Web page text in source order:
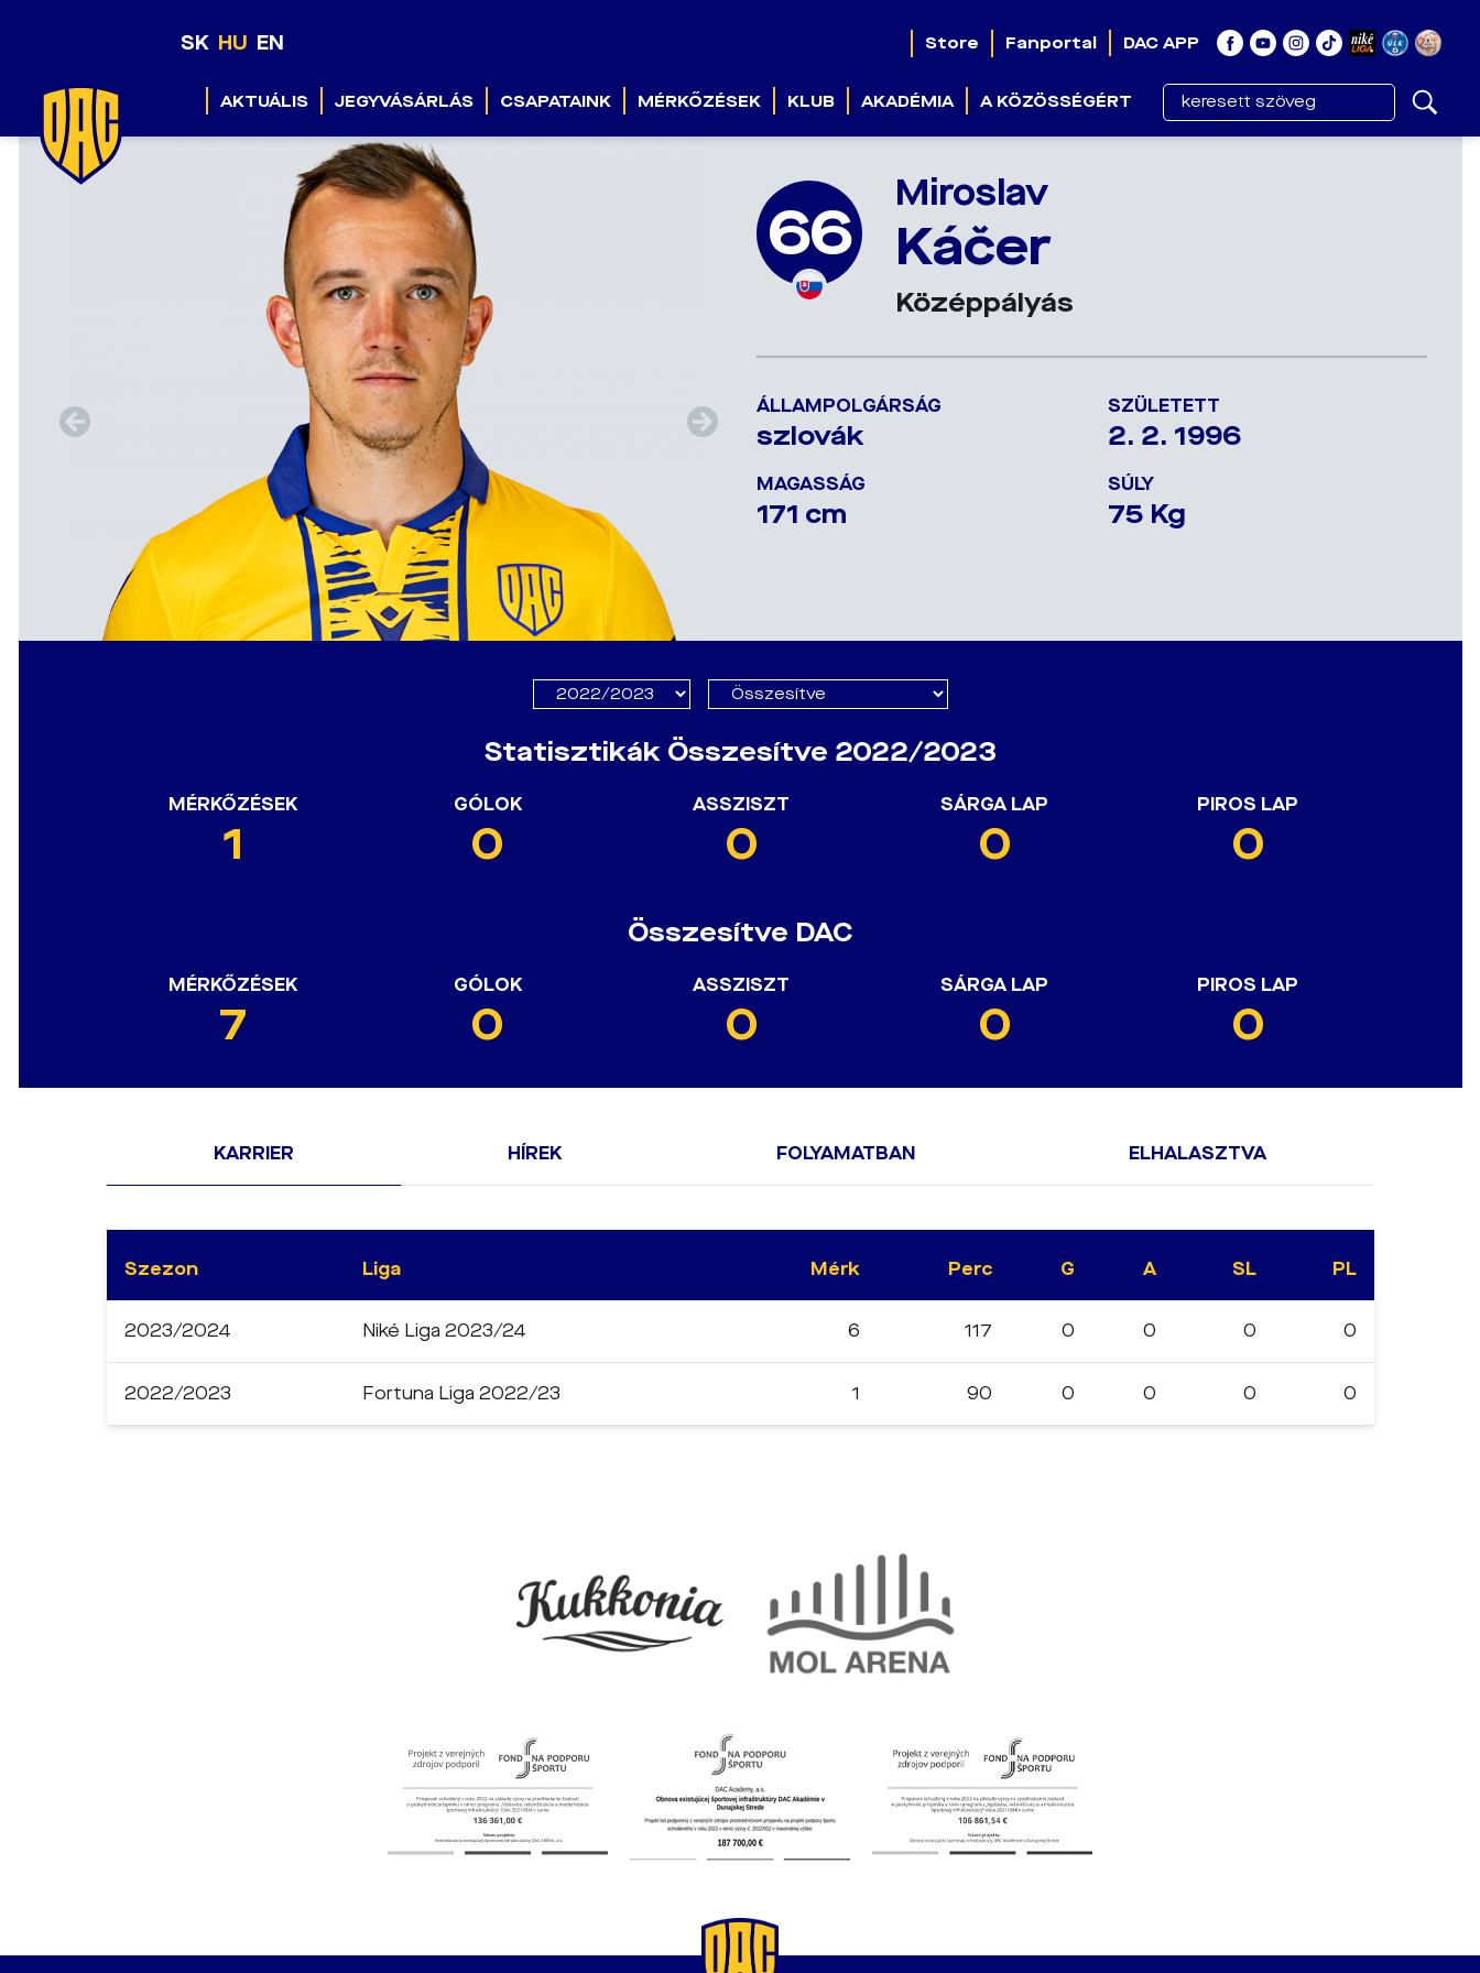
SK HU EN Store Fanportal DAC APP
AKTUÁLIS JEGYVÁSÁRLÁS CSAPATAINK MÉRKŐZÉSEK KLUB AKADÉMIA A KÖZÖSSÉGÉRT
66 Miroslav
Káčer
Középpályás
ÁLLAMPOLGÁRSÁG
szlovák
SZÜLETETT
2. 2. 1996
MAGASSÁG
171 cm
SÚLY
75 Kg
Statisztikák Összesítve 2022/2023
MÉRKŐZÉSEK
1
GÓLOK
0
ASSZISZT
0
SÁRGA LAP
0
PIROS LAP
0
Összesítve DAC
MÉRKŐZÉSEK
7
GÓLOK
0
ASSZISZT
0
SÁRGA LAP
0
PIROS LAP
0
KARRIER HÍREK FOLYAMATBAN ELHALASZTVA
Szezon Liga Mérk Perc G A SL PL
2023/2024 Niké Liga 2023/24 6 117 0 0 0 0
2022/2023 Fortuna Liga 2022/23 1 90 0 0 0 0